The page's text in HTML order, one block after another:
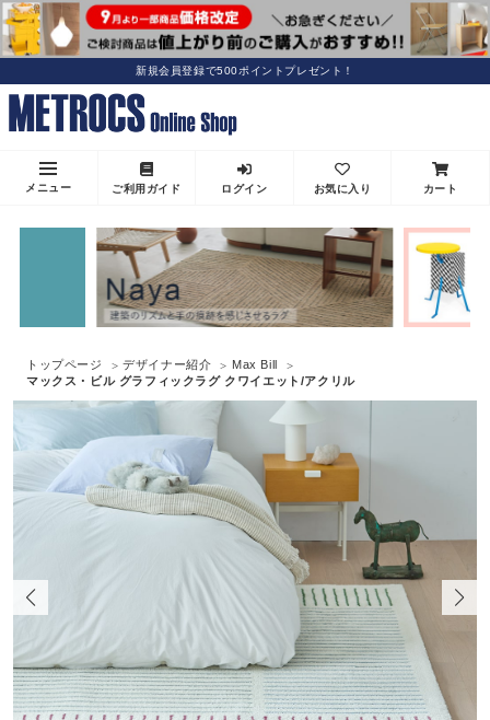
新規会員登録で500ポイントプレゼント！
メニュー ご利用ガイド ログイン お気に入り カート
トップページ デザイナー紹介
Max Bill
マックス・ビル グラフィックラグ クワイエット/アクリル